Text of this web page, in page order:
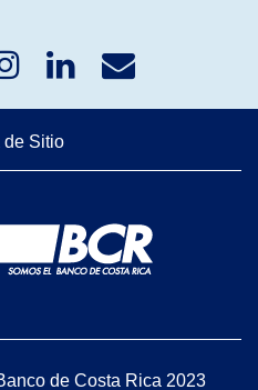
de Sitio
de Costa Rica 2023